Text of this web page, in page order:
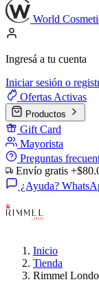
World
Ingresá a tu cuenta
Iniciar sesión o
Ofertas Activas
Productos
Gift Card
Mayorista
Preguntas
Envío gratis
¿Ayuda?
Inicio
Tienda
Rimmel